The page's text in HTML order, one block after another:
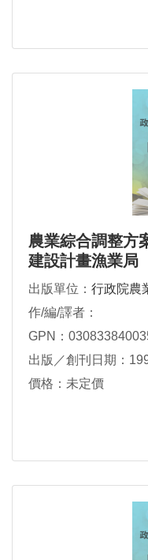
農業綜合調整方
建設計畫漁業局
出版單位： 行政院農
作/編/譯者：
GPN：
出版／創刊日期：
價格：未定價